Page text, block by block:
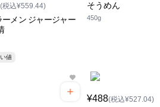
(税込¥559.44)
ーメン ジャージャー
い値
そうめん
450g
¥488(税込¥527.04)